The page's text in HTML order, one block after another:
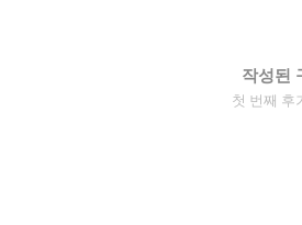
작성된
첫 번째 후